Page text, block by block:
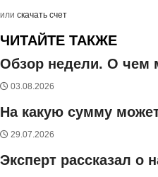
или скачать счет
ЧИТАЙТЕ ТАКЖЕ
Обзор недели. О чем
03.08.2026
На какую сумму
29.07.2026
Эксперт рассказал о